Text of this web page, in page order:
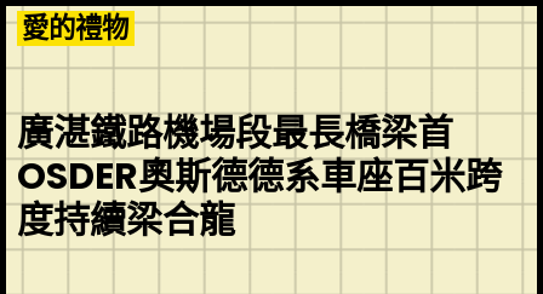
Skip
to
content
愛的禮物
廣湛鐵路機場段最長橋梁首
OSDER奧斯德德系車座百米跨
度持續梁合龍